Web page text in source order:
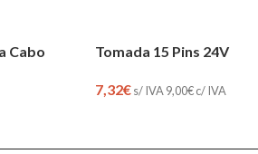
Cabo
Tomada 15 Pins 24V
7,32€s/ IVA 9,00€c/ IVA